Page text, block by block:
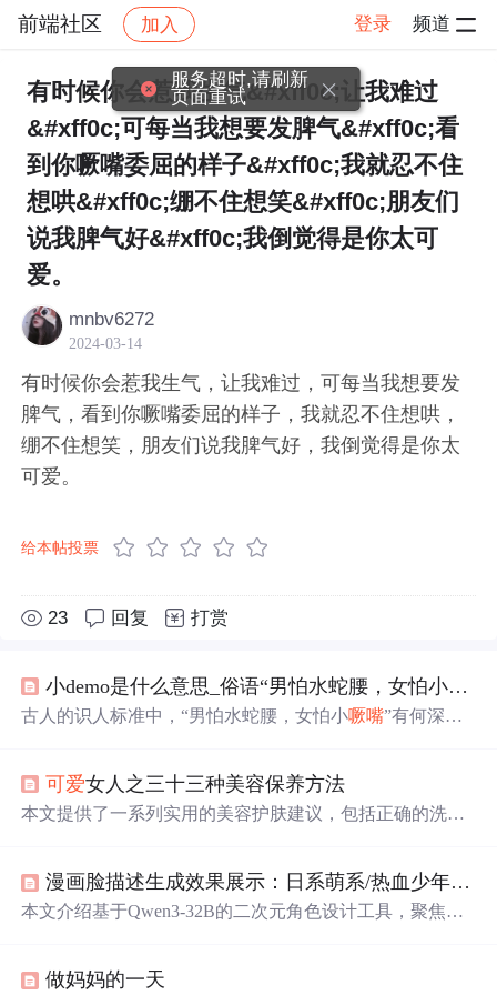
前端社区 加入 登录 频道
社区 前端社区 感慨 帖子详情
有时候你会惹我生气&#xff0c;让我难过
&#xff0c;可每当我想要发脾气&#xff0c;看
到你噘嘴委屈的样子&#xff0c;我就忍不住
想哄&#xff0c;绷不住想笑&#xff0c;朋友们
说我脾气好&#xff0c;我倒觉得是你太可
爱。
mnbv6272
2024-03-14
有时候你会惹我生气，让我难过，可每当我想要发
脾气，看到你噘嘴委屈的样子，我就忍不住想哄，
绷不住想笑，朋友们说我脾气好，我倒觉得是你太
可爱。
给本帖投票
23 回复 打赏
小demo是什么意思_俗语“男怕水蛇腰，女怕小
噘嘴
古人的识人标准中，“男怕水蛇腰，女怕小噘嘴”有何深
心理和社会原因。
可爱女人之三十三种美容保养方法
本文提供了一系列实用的美容护肤建议，包括正确的洗头
制护肤品等内容。
漫画脸描述生成效果展示：日系萌系/热血少年风格AI角色方案全集
本文介绍基于Qwen3-32B的二次元角色设计工具，聚焦日
角色方案、适配Stable Diffusion/NovelAI的提示词输出、描
做妈妈的一天
服务超时,请刷新
页面重试